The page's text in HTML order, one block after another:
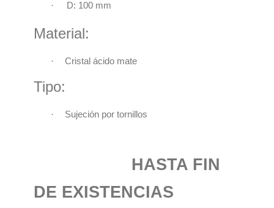
· D: 100 mm
Material:
· Cristal ácido mate
Tipo:
· Sujeción por tornillos
HASTA FIN
DE EXISTENCIAS